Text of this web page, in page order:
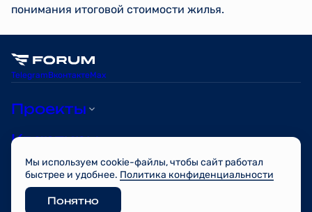
понимания итоговой стоимости жилья.
TelegramВконтактеMax
Проекты
Квартиры
О компании
© FORUM 2026
Мы используем cookie-файлы, чтобы сайт работал
быстрее и удобнее. Политика конфиденциальности
Понятно